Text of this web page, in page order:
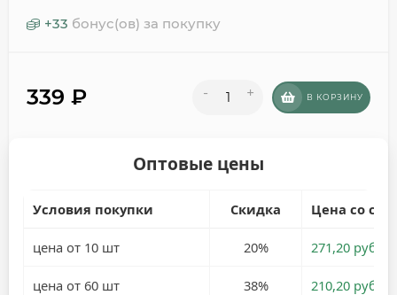
+33 бонус(ов) за покупку
339 ₽ - + В КОРЗИНУ
Оптовые цены
Условия покупки Скидка Цена со
цена от 10 шт 20% 271,20 руб.
цена от 60 шт 38% 210,20 руб.